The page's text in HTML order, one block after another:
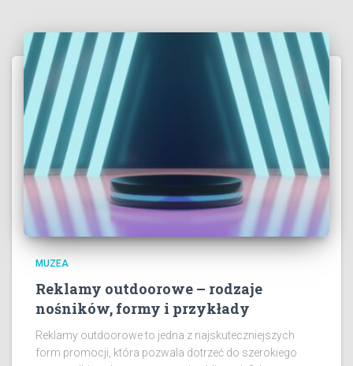
MUZEA
Reklamy outdoorowe – rodzaje
nośników, formy i przykłady
Reklamy outdoorowe to jedna z najskuteczniejszych
form promocji, która pozwala dotrzeć do szerokiego